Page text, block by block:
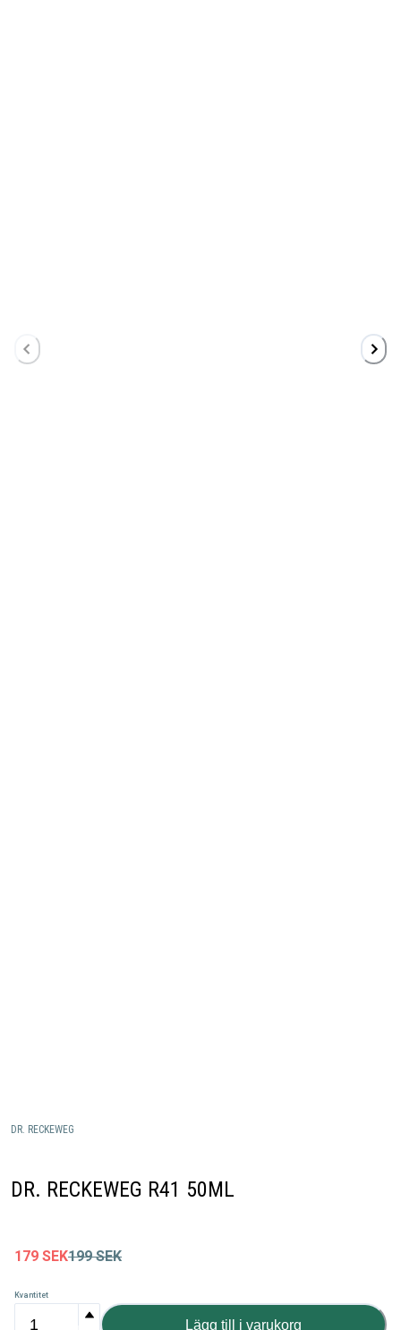
DR. RECKEWEG
DR. RECKEWEG R41 50ML
179 SEK199 SEK
Kvantitet
Lägg till i varukorg